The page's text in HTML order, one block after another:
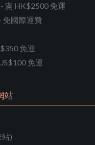
滿 HK$2500 免運
免國際運費
免運
免運
站
)